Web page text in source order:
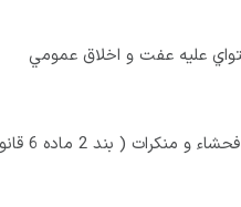
عليه عفت و اخلاق عمومي